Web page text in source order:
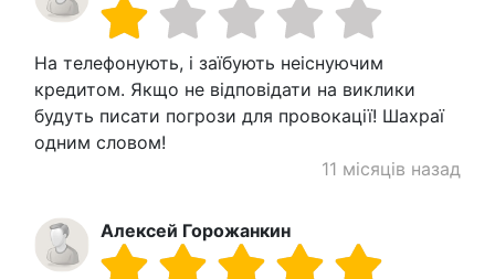
На телефонують, і заїбують неіснуючим
кредитом. Якщо не відповідати на виклики
будуть писати погрози для провокації! Шахраї
одним словом!
11 місяців назад
Алексей Горожанкин